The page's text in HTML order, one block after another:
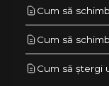
Cum să
Cum să
Cum să ștergi